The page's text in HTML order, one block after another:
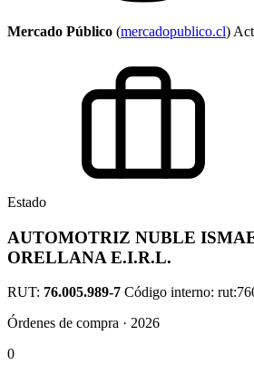
Mercado Público (mercadopublico.cl)
Estado
AUTOMOTRIZ NUBLE
ORELLANA E.I.R.L.
RUT: 76.005.989-7 Código interno:
Órdenes de compra · 2026
0